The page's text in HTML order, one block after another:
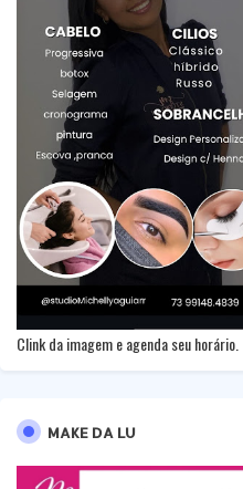
Clink da imagem e agenda seu horário.
MAKE DA LU